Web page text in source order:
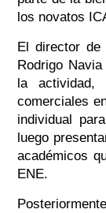
los novatos
El director
Rodrigo
la actividad,
comerciales
individual
luego
académicos
ENE.